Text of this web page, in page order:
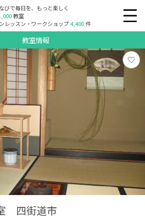
びで毎日を、もっと楽しく
教室
レッスン・ワークショップ4,400件
教室情報
四街道市